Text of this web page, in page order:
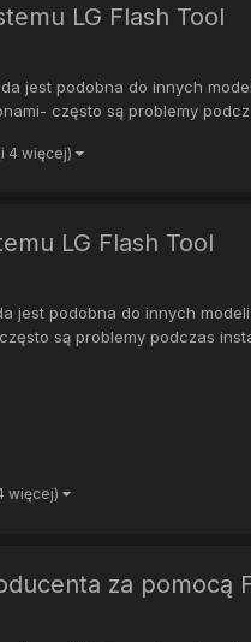
LG Flash Tool
jest podobna do innych
często są problemy
4 więcej)
LG Flash Tool
jest podobna do innych
są problemy podczas
więcej)
za pomocą